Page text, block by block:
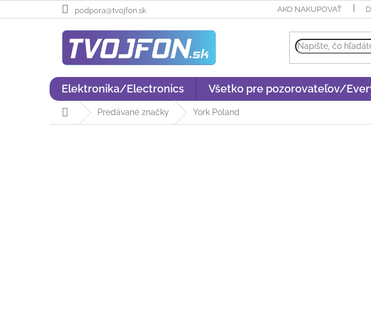
na
podpora@tvojfon.sk AKO NAKUPOVAŤ
Elektronika/Electronics Všetko pre pozorovateľov/
DomovPredávané značky York Poland